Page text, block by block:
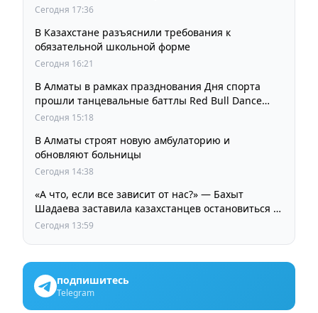
Сегодня 17:36
В Казахстане разъяснили требования к
обязательной школьной форме
Сегодня 16:21
В Алматы в рамках празднования Дня спорта
прошли танцевальные баттлы Red Bull Dance
Your Style
Сегодня 15:18
В Алматы строят новую амбулаторию и
обновляют больницы
Сегодня 14:38
«А что, если все зависит от нас?» — Бахыт
Шадаева заставила казахстанцев остановиться и
задуматься
Сегодня 13:59
подпишитесь
Telegram